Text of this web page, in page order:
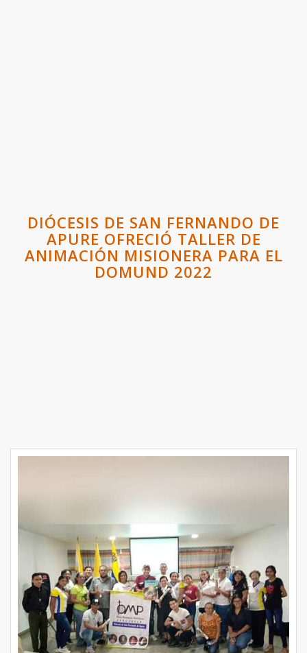
DIÓCESIS DE SAN FERNANDO DE
APURE OFRECIÓ TALLER DE
ANIMACIÓN MISIONERA PARA EL
DOMUND 2022